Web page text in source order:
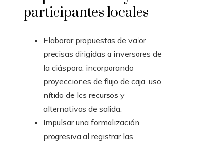
participantes locales
Elaborar propuestas de valor
precisas dirigidas a inversores de
la diáspora, incorporando
proyecciones de flujo de caja, uso
nítido de los recursos y
alternativas de salida.
Impulsar una formalización
progresiva al registrar las